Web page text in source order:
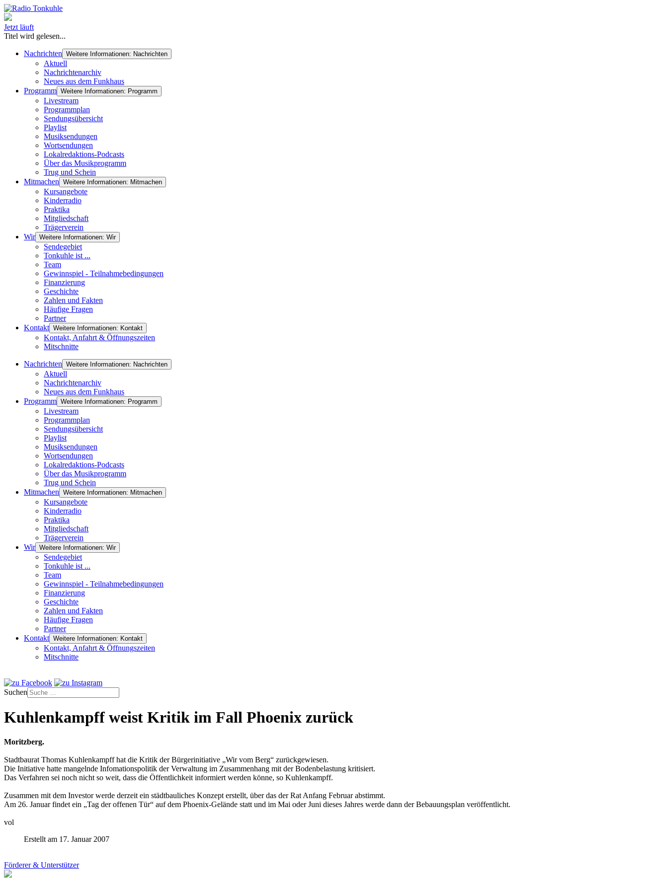
Jetzt läuft
Titel wird gelesen...
Nachrichten Weitere Informationen: Nachrichten
Aktuell
Nachrichtenarchiv
Neues aus dem Funkhaus
Programm Weitere Informationen: Programm
Livestream
Programmplan
Sendungsübersicht
Playlist
Musiksendungen
Wortsendungen
Lokalredaktions-Podcasts
Über das Musikprogramm
Trug und Schein
Mitmachen Weitere Informationen: Mitmachen
Kursangebote
Kinderradio
Praktika
Mitgliedschaft
Trägerverein
Wir Weitere Informationen: Wir
Sendegebiet
Tonkuhle ist ...
Team
Gewinnspiel - Teilnahmebedingungen
Finanzierung
Geschichte
Zahlen und Fakten
Häufige Fragen
Partner
Kontakt Weitere Informationen: Kontakt
Kontakt, Anfahrt & Öffnungszeiten
Mitschnitte
Nachrichten Weitere Informationen: Nachrichten
Aktuell
Nachrichtenarchiv
Neues aus dem Funkhaus
Programm Weitere Informationen: Programm
Livestream
Programmplan
Sendungsübersicht
Playlist
Musiksendungen
Wortsendungen
Lokalredaktions-Podcasts
Über das Musikprogramm
Trug und Schein
Mitmachen Weitere Informationen: Mitmachen
Kursangebote
Kinderradio
Praktika
Mitgliedschaft
Trägerverein
Wir Weitere Informationen: Wir
Sendegebiet
Tonkuhle ist ...
Team
Gewinnspiel - Teilnahmebedingungen
Finanzierung
Geschichte
Zahlen und Fakten
Häufige Fragen
Partner
Kontakt Weitere Informationen: Kontakt
Kontakt, Anfahrt & Öffnungszeiten
Mitschnitte
Suchen
Kuhlenkampff weist Kritik im Fall Phoenix zurück
Moritzberg.
Stadtbaurat Thomas Kuhlenkampff hat die Kritik der Bürgerinitiative „Wir vom Berg“ zurückgewiesen.
Die Initiative hatte mangelnde Infomationspolitik der Verwaltung im Zusammenhang mit der Bodenbelastung kritisiert.
Das Verfahren sei noch nicht so weit, dass die Öffentlichkeit informiert werden könne, so Kuhlenkampff.
Zusammen mit dem Investor werde derzeit ein städtbauliches Konzept erstellt, über das der Rat Anfang Februar abstimmt.
Am 26. Januar findet ein „Tag der offenen Tür“ auf dem Phoenix-Gelände statt und im Mai oder Juni dieses Jahres werde dann der Bebauungsplan veröffentlicht.
vol
Erstellt am 17. Januar 2007
Förderer & Unterstützer